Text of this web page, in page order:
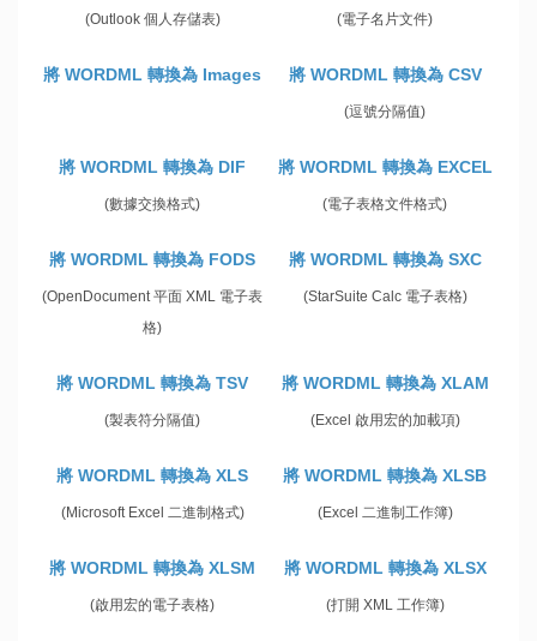
(Outlook 個人存儲表) (電子名片文件)
將 WORDML 轉換為 Images 將 WORDML 轉換為 CSV
(逗號分隔值)
將 WORDML 轉換為 DIF
(數據交換格式)
將 WORDML 轉換為 EXCEL
(電子表格文件格式)
將 WORDML 轉換為 FODS
(OpenDocument 平面 XML 電子表
格)
將 WORDML 轉換為 SXC
(StarSuite Calc 電子表格)
將 WORDML 轉換為 TSV
(製表符分隔值)
將 WORDML 轉換為 XLAM
(Excel 啟用宏的加載項)
將 WORDML 轉換為 XLS
(Microsoft Excel 二進制格式)
將 WORDML 轉換為 XLSB
(Excel 二進制工作簿)
將 WORDML 轉換為 XLSM
(啟用宏的電子表格)
將 WORDML 轉換為 XLSX
(打開 XML 工作簿)